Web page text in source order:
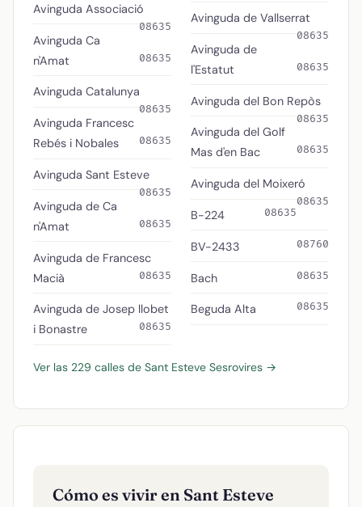
Avinguda Associació
08635
Avinguda Ca
n'Amat
08635
Avinguda Catalunya
08635
Avinguda Francesc
Rebés i Nobales
08635
Avinguda Sant Esteve
08635
Avinguda de Ca
n'Amat
08635
Avinguda de Francesc
Macià
08635
Avinguda de Josep llobet
i Bonastre
08635
Avinguda de Vallserrat
08635
Avinguda de
l'Estatut
08635
Avinguda del Bon Repòs
08635
Avinguda del Golf
Mas d'en Bac
08635
Avinguda del Moixeró
08635
B-224 08635
BV-2433 08760
Bach 08635
Beguda Alta 08635
Ver las 229 calles de Sant Esteve Sesrovires →
Cómo es vivir en Sant Esteve